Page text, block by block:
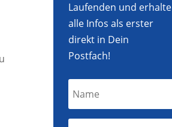
Laufenden und erhalte
alle Infos als erster
direkt in Dein
Postfach!